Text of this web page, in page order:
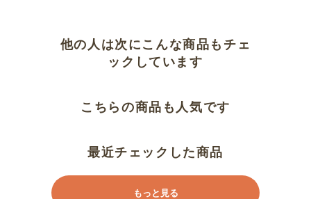
他の人は次にこんな商品もチェ
ックしています
こちらの商品も人気です
最近チェックした商品
もっと見る